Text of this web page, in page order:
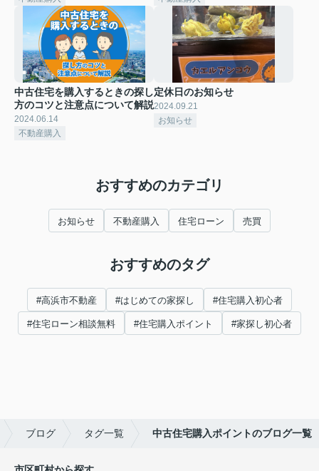
中古住宅を購入するときの探し
方のコツと注意点について解説
2024.06.14
不動産購入
定休日のお知らせ
2024.09.21
お知らせ
おすすめのカテゴリ
お知らせ 不動産購入 住宅ローン 売買
おすすめのタグ
#高浜市不動産 #はじめての家探し #住宅購入初心者
#住宅ローン相談無料 #住宅購入ポイント #家探し初心者
ブログ タグ一覧 中古住宅購入ポイントのブログ一覧